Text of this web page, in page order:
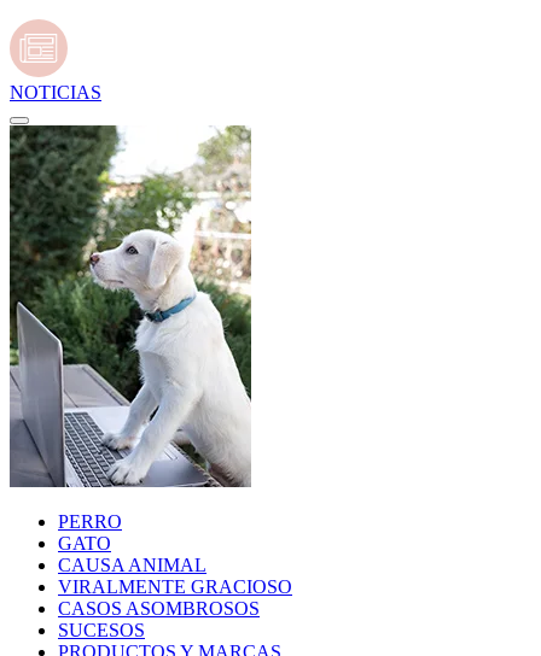
NOTICIAS
PERRO
GATO
CAUSA ANIMAL
VIRALMENTE GRACIOSO
CASOS ASOMBROSOS
SUCESOS
PRODUCTOS Y MARCAS